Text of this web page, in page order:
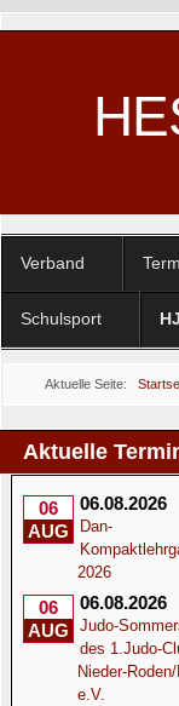
Verband
Schulsport
Aktuelle Seite:
Aktuelle
06
AUG
06.08.2026
Dan-
2026
06
AUG
06.08.2026
Judo-
des 1.Judo-
Nieder-
e.V.